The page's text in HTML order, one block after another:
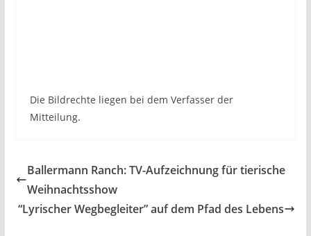
Die Bildrechte liegen bei dem Verfasser der
Mitteilung.
Ballermann Ranch: TV-Aufzeichnung für tierische
Weihnachtsshow
“Lyrischer Wegbegleiter” auf dem Pfad des Lebens